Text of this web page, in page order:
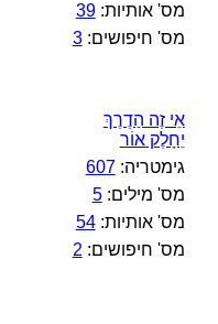
מס' אותיות:39
מס' חיפושים:3
אֵי זֶה הַדֶרֶךְ
יֵחָלֶק אוֹר
גימטריה:607
מס' מילים:5
מס' אותיות:54
מס' חיפושים: 2